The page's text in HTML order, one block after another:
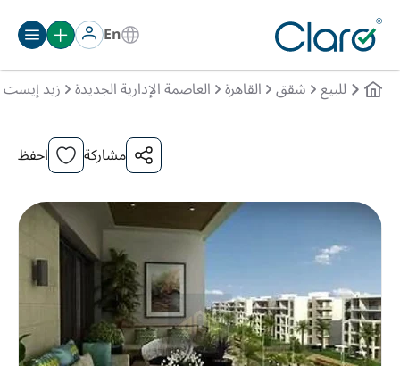
En
للبيع شقق القاهرة العاصمة الإدارية الجديدة زيد إيست
مشاركة احفظ